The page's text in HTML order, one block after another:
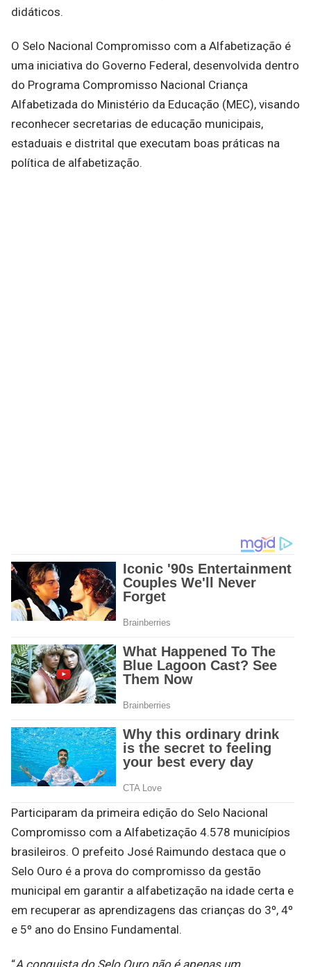
didáticos.
O Selo Nacional Compromisso com a Alfabetização é
uma iniciativa do Governo Federal, desenvolvida dentro
do Programa Compromisso Nacional Criança
Alfabetizada do Ministério da Educação (MEC), visando
reconhecer secretarias de educação municipais,
estaduais e distrital que executam boas práticas na
política de alfabetização.
Participaram da primeira edição do Selo Nacional
Compromisso com a Alfabetização 4.578 municípios
brasileiros. O prefeito José Raimundo destaca que o
Selo Ouro é a prova do compromisso da gestão
municipal em garantir a alfabetização na idade certa e
em recuperar as aprendizagens das crianças do 3º, 4º
e 5º ano do Ensino Fundamental.
“A conquista do Selo Ouro não é apenas um